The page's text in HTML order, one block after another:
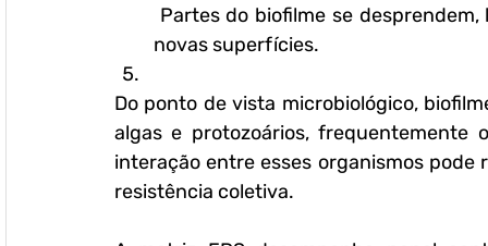
novas superfícies.
Do ponto de vista microbiológico,
algas e protozoários, frequentemente
interação entre esses organismos
resistência coletiva.